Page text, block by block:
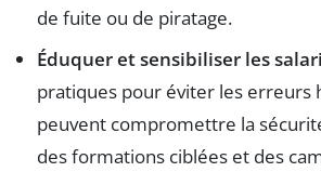
de fuite ou de piratage.
Éduquer et sensibiliser les
pratiques pour éviter les erreurs
peuvent compromettre la
des formations ciblées et des